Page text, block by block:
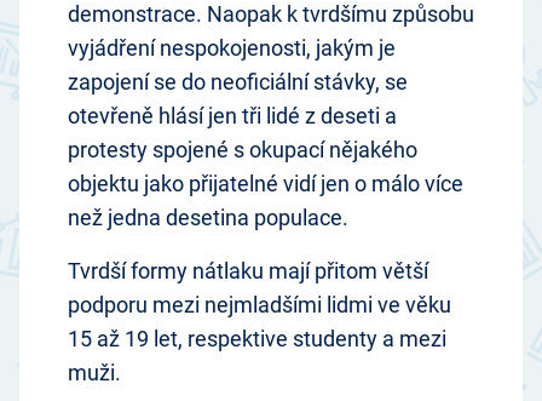
demonstrace. Naopak k tvrdšímu způsobu
vyjádření nespokojenosti, jakým je
zapojení se do neoficiální stávky, se
otevřeně hlásí jen tři lidé z deseti a
protesty spojené s okupací nějakého
objektu jako přijatelné vidí jen o málo více
než jedna desetina populace.
Tvrdší formy nátlaku mají přitom větší
podporu mezi nejmladšími lidmi ve věku
15 až 19 let, respektive studenty a mezi
muži.